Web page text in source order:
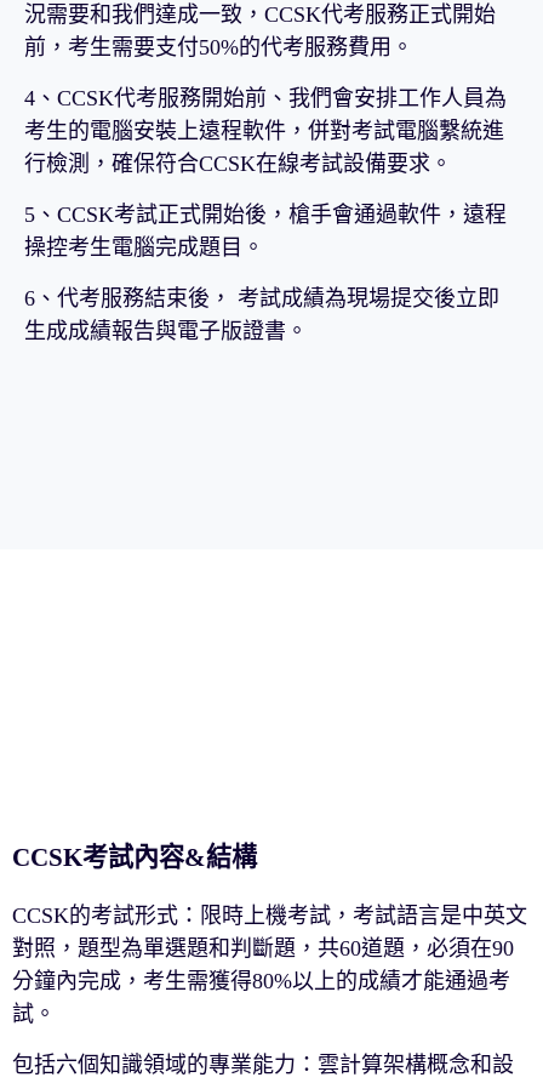
況需要和我們達成一致，CCSK代考服務正式開始
前，考生需要支付50%的代考服務費用。
4、CCSK代考服務開始前、我們會安排工作人員為
考生的電腦安裝上遠程軟件，併對考試電腦繫統進
行檢測，確保符合CCSK在線考試設備要求。
5、CCSK考試正式開始後，槍手會通過軟件，遠程
操控考生電腦完成題目。
6、代考服務結束後， 考試成績為現場提交後立即
生成成績報告與電子版證書。
CCSK考試內容&結構
CCSK的考試形式：限時上機考試，考試語言是中英文
對照，題型為單選題和判斷題，共60道題，必須在90
分鐘內完成，考生需獲得80%以上的成績才能通過考
試。
包括六個知識領域的專業能力：雲計算架構概念和設